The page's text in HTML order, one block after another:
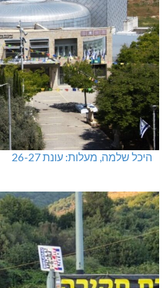
היכל שלמה, מעלות: עונת 26-27